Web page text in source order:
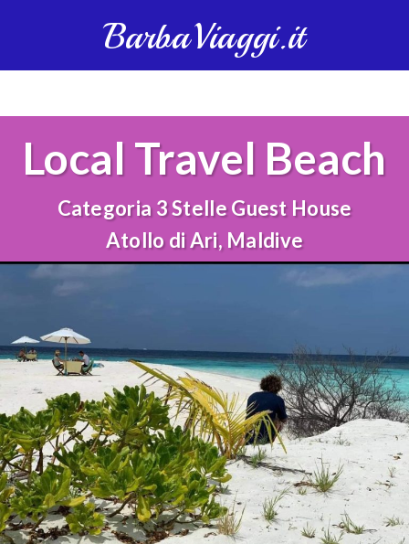
BarbaViaggi.it
Local Travel Beach
Categoria 3 Stelle Guest House
Atollo di Ari, Maldive